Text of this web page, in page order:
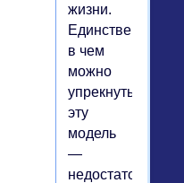
жизни.
Единственное,
в чем
можно
упрекнуть
эту
модель
—
недостаточно